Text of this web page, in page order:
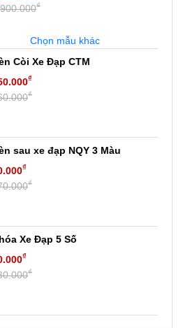
₫
Chọn mẫu khác
Còi Xe Đạp CTM
₫
₫
sau xe đạp NQY 3 Màu
₫
₫
Xe Đạp 5 Số
₫
₫